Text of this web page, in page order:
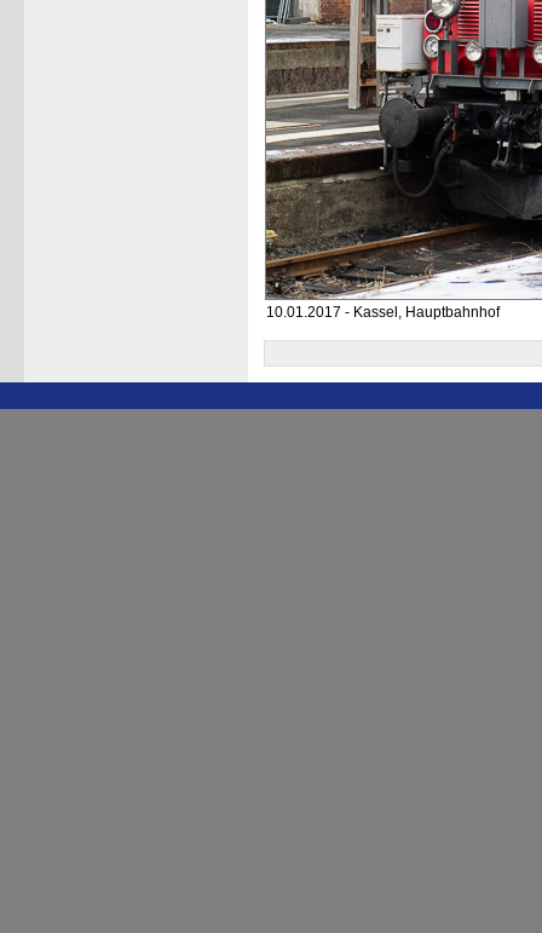
10.01.2017 - Kassel, Hauptbahnhof